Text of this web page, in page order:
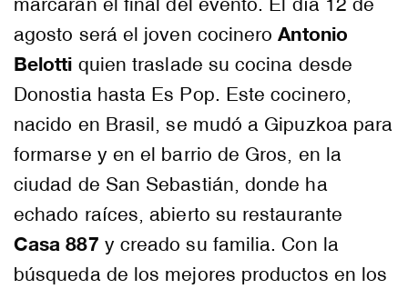
marcarán el final del evento. El día 12 de
agosto será el joven cocineroAntonio
Belotti quien traslade su cocina desde
Donostia hasta Es Pop. Este cocinero,
nacido en Brasil, se mudó a Gipuzkoa para
formarse y en el barrio de Gros, en la
ciudad de San Sebastián, donde ha
echado raíces, abierto su restaurante
Casa 887 y creado su familia. Con la
búsqueda de los mejores productos en los